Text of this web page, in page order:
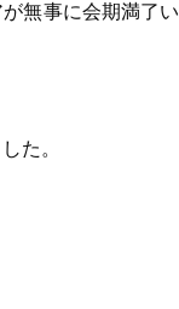
無事に会期満了い
た。